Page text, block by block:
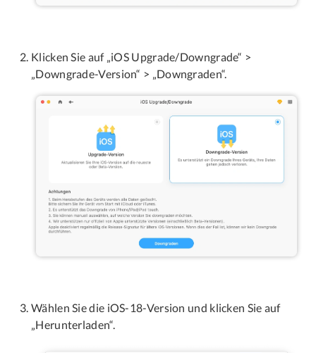
Klicken Sie auf „iOS Upgrade/Downgrade“ >
„Downgrade-Version“ > „Downgraden“.
Wählen Sie die iOS-18-Version und klicken Sie auf
„Herunterladen“.